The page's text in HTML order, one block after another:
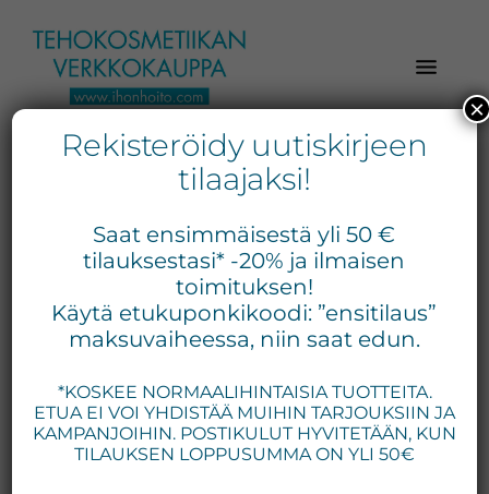
pääsisältöön
ensisijaiseen
sivupalkkiin
alatunnisteeseen
Ihonhoito.com
Kosmetiikan
verkkokauppa
Tilaa
tänään
Verkkokaupasta
tuotteet:
Exuviance,
Medik8,
Priori,
Bion,
Gernétic,
Rekisteröidy uutiskirjeen
tilaajaksi!
Saat ensimmäisestä yli 50 €
tilauksestasi* -20% ja ilmaisen
toimituksen!
Käytä etukuponkikoodi: ”ensitilaus”
maksuvaiheessa, niin saat edun.
*KOSKEE NORMAALIHINTAISIA TUOTTEITA.
ETUA EI VOI YHDISTÄÄ MUIHIN TARJOUKSIIN JA
KAMPANJOIHIN. POSTIKULUT HYVITETÄÄN, KUN
TILAUKSEN LOPPUSUMMA ON YLI 50€
×